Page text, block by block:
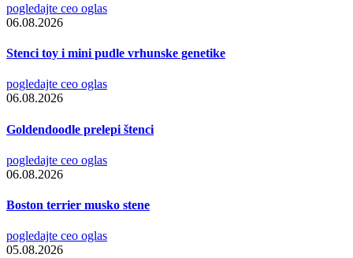
pogledajte ceo oglas
06.08.2026
Stenci toy i mini pudle vrhunske genetike
pogledajte ceo oglas
06.08.2026
Goldendoodle prelepi štenci
pogledajte ceo oglas
06.08.2026
Boston terrier musko stene
pogledajte ceo oglas
05.08.2026